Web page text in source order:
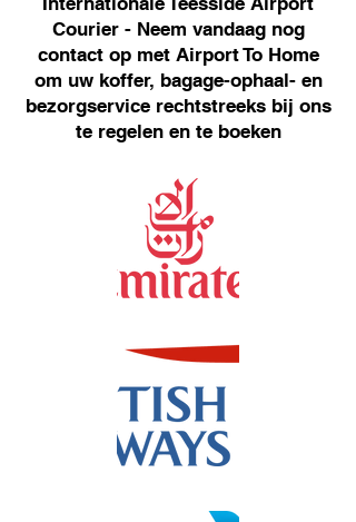
Courier - Neem vandaag nog
contact op met Airport To Home
om uw koffer, bagage-ophaal- en
bezorgservice rechtstreeks bij ons
te regelen en te boeken